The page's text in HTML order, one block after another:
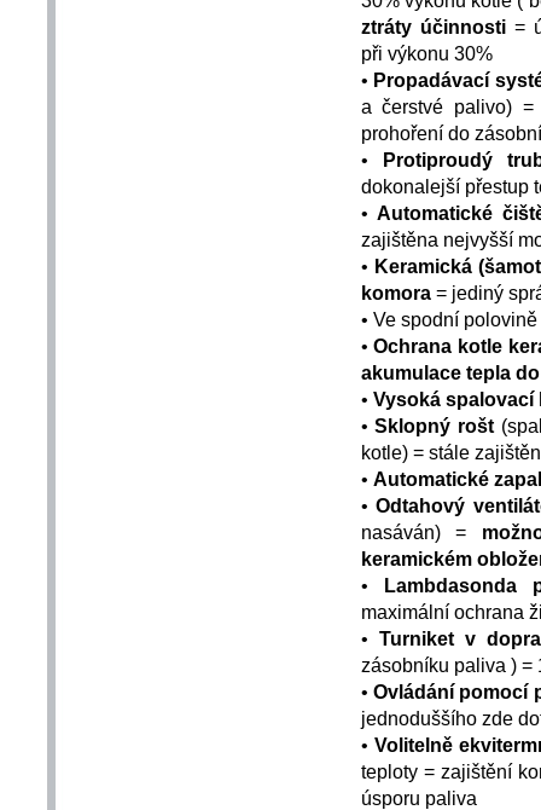
ztráty účinnosti =
při výkonu 30%
• Propadávací
a čerstvé palivo) =
prohoření do
• Protiproudý
dokonalejší přestup
• Automatické
zajištěna nejvyšší
• Keramická
komora = jediný
• Ve spodní
•Ochrana kotle
akumulace tepla
• Vysoká spalovací
•Sklopný rošt
kotle) = stále
• Automatické
• Odtahový
nasáván) =
keramickém
• Lambdasonda
maximální ochrana
• Turniket v
zásobníku paliva ) =
• Ovládání pomocí
jednoduššího zde
• Volitelně
teploty = zajištění
úsporu paliva